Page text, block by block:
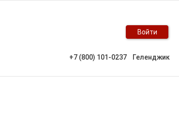
Войти
+7 (800) 101-0237 Геленджик